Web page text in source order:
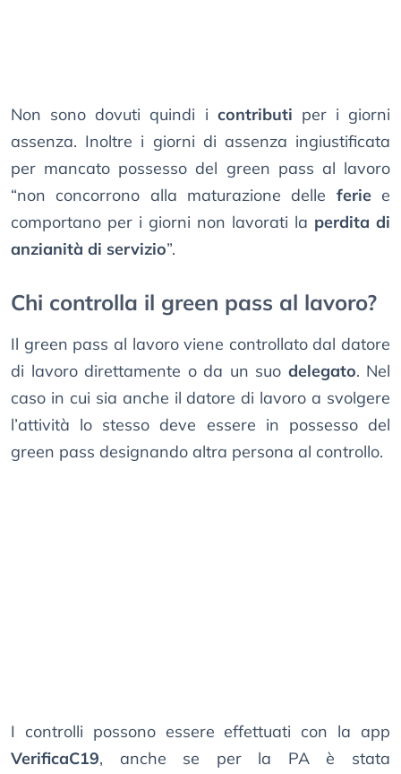
Non sono dovuti quindi i contributi per i giorni
assenza. Inoltre i giorni di assenza ingiustificata
per mancato possesso del green pass al lavoro
“non concorrono alla maturazione delle feriee
comportano per i giorni non lavorati la perdita di
anzianità di servizio”.
Chi controlla il green pass al lavoro?
Il green pass al lavoro viene controllato dal datore
di lavoro direttamente o da un suo delegato. Nel
caso in cui sia anche il datore di lavoro a svolgere
l’attività lo stesso deve essere in possesso del
green pass designando altra persona al controllo.
I controlli possono essere effettuati con la app
VerificaC19, anche se per la PA è stata